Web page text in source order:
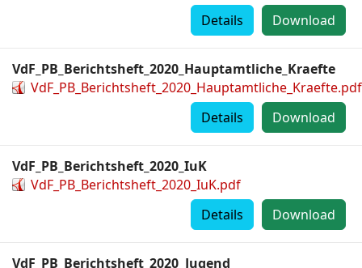
Download
Details
VdF_PB_Berichtsheft_2020_Hauptamtliche_Kraefte
VdF_PB_Berichtsheft_2020_Hauptamtliche_Kraefte.pdf
Download
Details
VdF_PB_Berichtsheft_2020_IuK
VdF_PB_Berichtsheft_2020_IuK.pdf
Download
Details
VdF_PB_Berichtsheft_2020_Jugend